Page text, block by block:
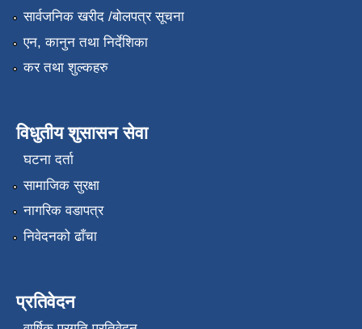
सार्वजनिक खरीद /बोलपत्र सूचना
एन, कानुन तथा निर्देशिका
कर तथा शुल्कहरु
विधुतीय शुसासन सेवा
घटना दर्ता
सामाजिक सुरक्षा
नागरिक वडापत्र
निवेदनको ढाँचा
प्रतिवेदन